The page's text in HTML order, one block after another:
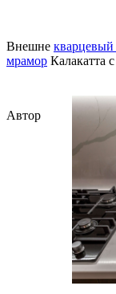
Внешне кварцевый
мрамор Калакатта
Автор